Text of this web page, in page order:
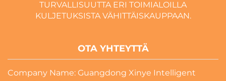
TURVALLISUUTTA ERI TOIMIALOILLA
KULJETUKSISTA VÄHITTÄISKAUPPAAN.
OTA YHTEYTTÄ
Company Name: Guangdong Xinye Intelligent